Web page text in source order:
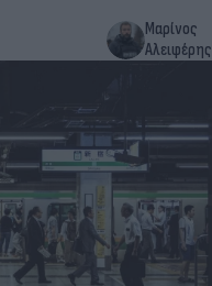
Μαρίνος
Αλειφέρης